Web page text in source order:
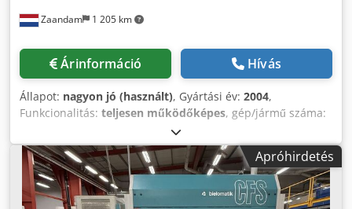
Zaandam 1 205 km
Árinformáció Hívás
Állapot: nagyon jó (használt), Gyártási év: 2004,
Funkcionalitás: teljesen működőképes, gép/jármű száma:
, Méret 92 cm, Programozható, Tartalék kés, nagy
oldalsó asztalok Dksdpfxownqwcj Anfor Gépszám: 7411231
Apróhirdetés